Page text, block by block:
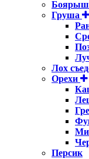
Груша
Лох
Орехи
Персик